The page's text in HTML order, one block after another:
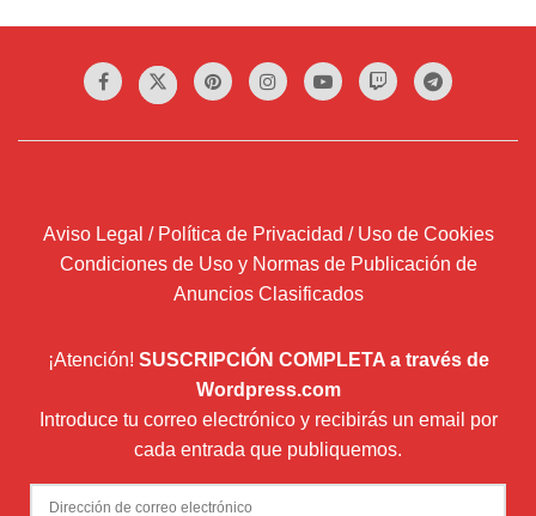
Aviso Legal / Política de Privacidad / Uso de Cookies
Condiciones de Uso y Normas de Publicación de
Anuncios Clasificados
¡Atención! SUSCRIPCIÓN COMPLETA a través de
Wordpress.com
Introduce tu correo electrónico y recibirás un email por
cada entrada que publiquemos.
Dirección